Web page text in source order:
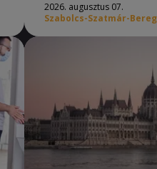
2026. augusztus 07.
Szabolcs-Szatmár-